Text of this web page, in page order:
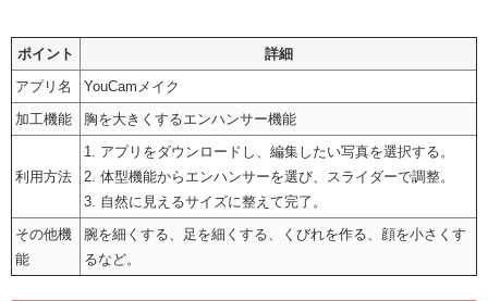
ポイント
詳細
アプリ名
YouCamメイク
加工機能
胸を大きくするエンハンサー機能
利用方法
1. アプリをダウンロードし、編集したい写真を選択する。
2. 体型機能からエンハンサーを選び、スライダーで調整。
3. 自然に見えるサイズに整えて完了。
その他機
能
腕を細くする、足を細くする、くびれを作る、顔を小さくす
るなど。